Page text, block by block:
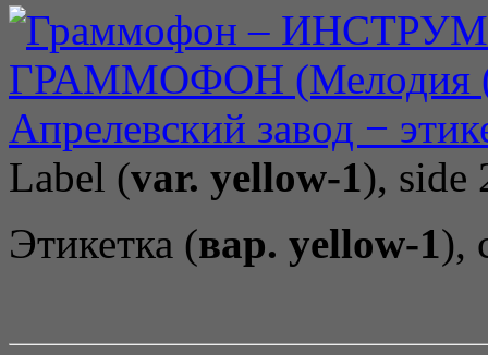
Label (var. yellow-1), side
Этикетка (вар. yellow-1),